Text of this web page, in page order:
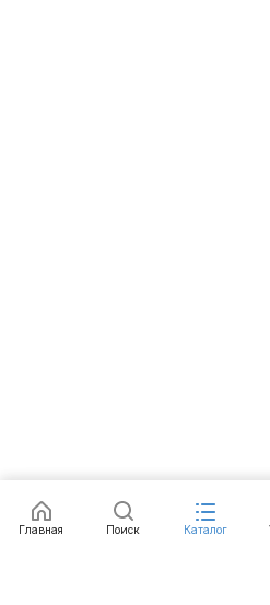
Главная Поиск Каталог